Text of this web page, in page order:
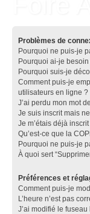
Problèmes de
Pourquoi ne puis-je
Pourquoi ai-je besoin
Pourquoi suis-je
Comment puis-je
utilisateurs en ligne ?
J’ai perdu mon mot
Je suis inscrit mais
Je m’étais déjà
Qu’est-ce que la
Pourquoi ne puis-je
À quoi sert
Préférences et
Comment puis-je
L’heure n’est pas
J’ai modifié le